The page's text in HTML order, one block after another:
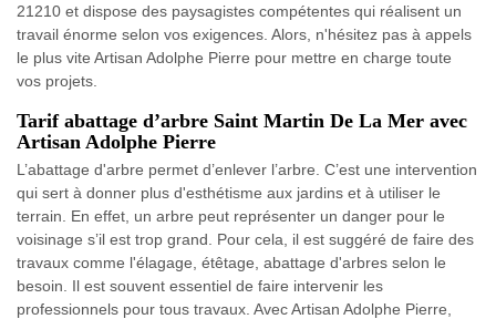
21210 et dispose des paysagistes compétentes qui réalisent un
travail énorme selon vos exigences. Alors, n'hésitez pas à appels
le plus vite Artisan Adolphe Pierre pour mettre en charge toute
vos projets.
Tarif abattage d’arbre Saint Martin De La Mer avec
Artisan Adolphe Pierre
L’abattage d'arbre permet d’enlever l’arbre. C’est une intervention
qui sert à donner plus d'esthétisme aux jardins et à utiliser le
terrain. En effet, un arbre peut représenter un danger pour le
voisinage s’il est trop grand. Pour cela, il est suggéré de faire des
travaux comme l'élagage, étêtage, abattage d'arbres selon le
besoin. Il est souvent essentiel de faire intervenir les
professionnels pour tous travaux. Avec Artisan Adolphe Pierre,